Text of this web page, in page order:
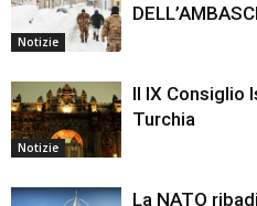
Notizie
Notizie
Il IX Consiglio
Turchia
La NATO